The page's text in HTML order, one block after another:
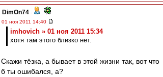
DimOn74 -
01 ноя 2011 14:40
imhovich » 01 ноя 2011 15:34
хотя там этого близко нет.
Скажи тёзка, а бывает в этой жизни так, вот что
б ты ошибался, а?